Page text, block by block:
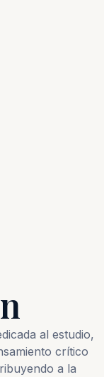
al estudio,
crítico
a la